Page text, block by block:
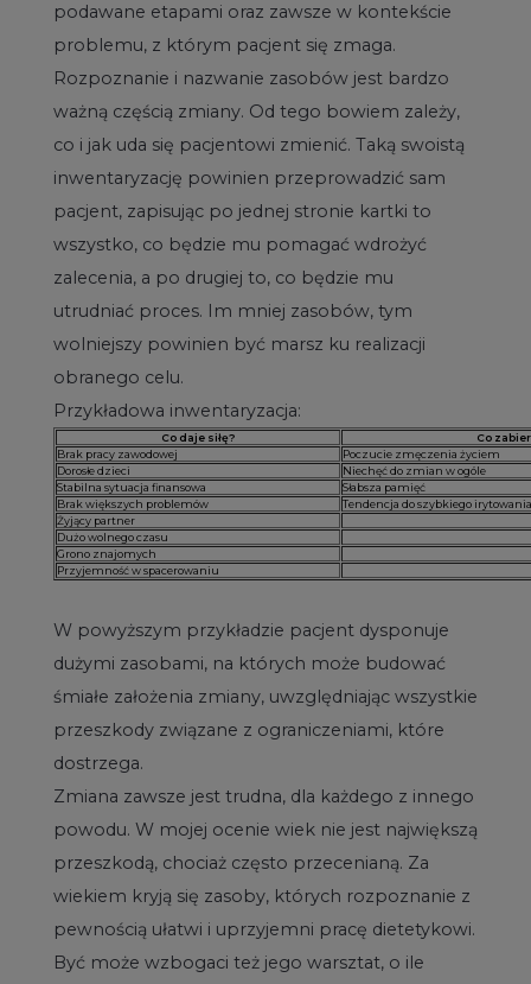
podawane etapami oraz zawsze w kontekście
problemu, z którym pacjent się zmaga.
Rozpoznanie i nazwanie zasobów jest bardzo
ważną częścią zmiany. Od tego bowiem zależy,
co i jak uda się pacjentowi zmienić. Taką swoistą
inwentaryzację powinien przeprowadzić sam
pacjent, zapisując po jednej stronie kartki to
wszystko, co będzie mu pomagać wdrożyć
zalecenia, a po drugiej to, co będzie mu
utrudniać proces. Im mniej zasobów, tym
wolniejszy powinien być marsz ku realizacji
obranego celu.
Przykładowa inwentaryzacja:
Co daje siłę?
Co
Brak pracy zawodowej
Poczucie zmęczenia życiem
Dorosłe dzieci
Niechęć do zmian w ogóle
Stabilna sytuacja finansowa
Słabsza pamięć
Brak większych problemów
Tendencja do szybkiego
Żyjący partner
Dużo wolnego czasu
Grono znajomych
Przyjemność w spacerowaniu
W powyższym przykładzie pacjent dysponuje
dużymi zasobami, na których może budować
śmiałe założenia zmiany, uwzględniając wszystkie
przeszkody związane z ograniczeniami, które
dostrzega.
Zmiana zawsze jest trudna, dla każdego z innego
powodu. W mojej ocenie wiek nie jest największą
przeszkodą, chociaż często przecenianą. Za
wiekiem kryją się zasoby, których rozpoznanie z
pewnością ułatwi i uprzyjemni pracę dietetykowi.
Być może wzbogaci też jego warsztat, o ile